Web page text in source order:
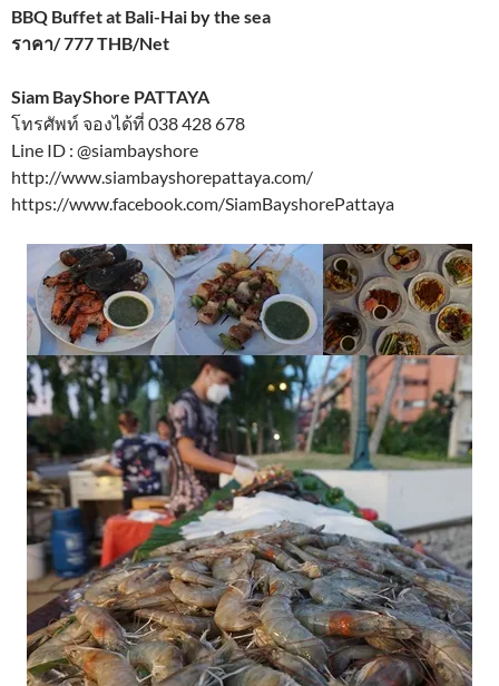
BBQ Buffet at Bali-Hai by the sea
ราคา/ 777 THB/Net
Siam BayShore PATTAYA
โทรศัพท์ จองได้ที่ 038 428 678
Line ID : @siambayshore
http://www.siambayshorepattaya.com/
https://www.facebook.com/SiamBayshorePattaya